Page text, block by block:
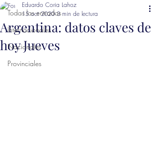
Todas las entradas
Internacionales
Nacionales
Provinciales
Argentina: datos claves de
hoy Jueves
Eduardo Coria Lahoz
15 oct 2020 3 min de lectura